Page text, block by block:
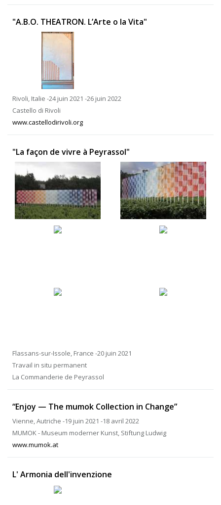
"A.B.O. THEATRON. L’Arte o la Vita"
Rivoli, Italie -24 juin 2021 -26 juin 2022
Castello di Rivoli
www.castellodirivoli.org
"La façon de vivre à Peyrassol"
Flassans-sur-Issole, France -20 juin 2021
Travail in situ permanent
La Commanderie de Peyrassol
“Enjoy — The mumok Collection in Change”
Vienne, Autriche -19 juin 2021 -18 avril 2022
MUMOK - Museum moderner Kunst, Stiftung Ludwig
www.mumok.at
L' Armonia dell'invenzione